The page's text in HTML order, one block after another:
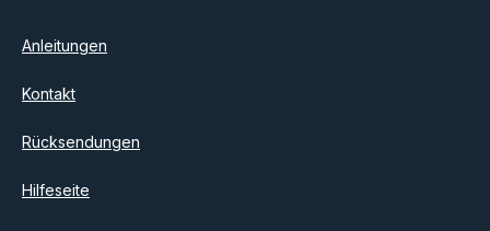
Anleitungen
Kontakt
Rücksendungen
Hilfeseite